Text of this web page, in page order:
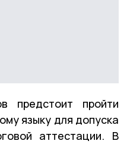
предстоит пройти
языку для допуска
аттестации. В